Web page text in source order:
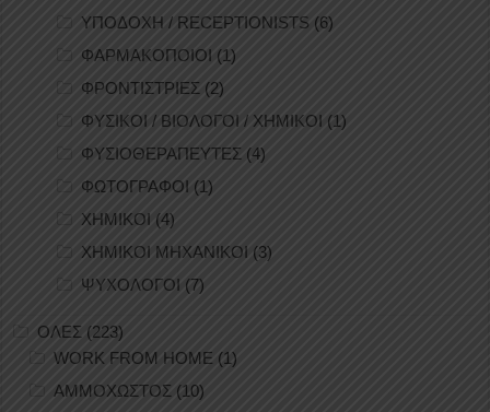
ΥΠΟΔΟΧΗ / RECEPTIONISTS (6)
ΦΑΡΜΑΚΟΠΟΙΟΙ (1)
ΦΡΟΝΤΙΣΤΡΙΕΣ (2)
ΦΥΣΙΚΟΙ / ΒΙΟΛΟΓΟΙ / ΧΗΜΙΚΟΙ (1)
ΦΥΣΙΟΘΕΡΑΠΕΥΤΕΣ (4)
ΦΩΤΟΓΡΑΦΟΙ (1)
ΧΗΜΙΚΟΙ (4)
ΧΗΜΙΚΟΙ ΜΗΧΑΝΙΚΟΙ (3)
ΨΥΧΟΛΟΓΟΙ (7)
ΟΛΕΣ (223)
WORK FROM HOME (1)
ΑΜΜΟΧΩΣΤΟΣ (10)